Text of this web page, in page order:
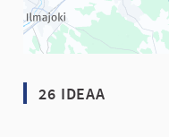
26 IDEAA